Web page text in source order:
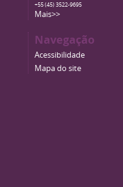
+55 (45) 3522-9695
Mais>>
Navegação
Acessibilidade
Mapa do site